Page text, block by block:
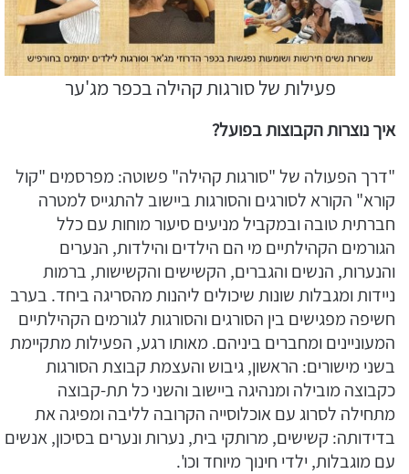
פעילות של סורגות קהילה בכפר מג'ער
איך נוצרות הקבוצות בפועל?
"דרך הפעולה של "סורגות קהילה" פשוטה: מפרסמים "קול
קורא" הקורא לסורגים והסורגות ביישוב להתגייס למטרה
חברתית טובה ובמקביל מניעים סיעור מוחות עם כלל
הגורמים הקהילתיים מי הם הילדים והילדות, הנערים
והנערות, הנשים והגברים, הקשישים והקשישות, ברמות
ניידות ומגבלות שונות שיכולים ליהנות מהסריגה ביחד. בערב
חשיפה מפגישים בין הסורגים והסורגות לגורמים הקהילתיים
המעוניינים ומחברים ביניהם. מאותו רגע, הפעילות מתקיימת
בשני מישורים: הראשון, גיבוש והעצמת קבוצת הסורגות
כקבוצה מובילה ומנהיגה ביישוב והשני כל תת-קבוצה
מתחילה לסרוג עם אוכלוסייה הקרובה לליבה ומפיגה את
בדידותה: קשישים, מרותקי בית, נערות ונערים בסיכון, אנשים
עם מוגבלות, ילדי חינוך מיוחד וכו'.